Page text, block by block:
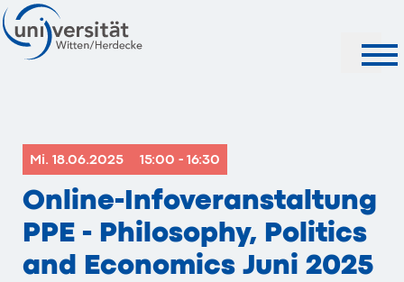
Mi. 18.06.2025 15:00 - 16:30
Online-Infoveranstaltung
PPE - Philosophy, Politics
and Economics Juni 2025